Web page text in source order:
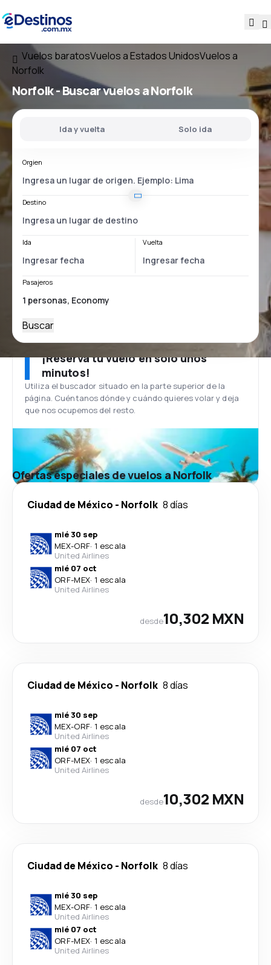
Vuelos baratosVuelos a Estados UnidosVuelos a
Norfolk
Norfolk - Buscar vuelos a Norfolk
Ida y vuelta Solo ida
Orgien
Destino
Ida Vuelta
Pasajeros
Buscar
¡Reserva tu vuelo en solo unos
minutos!
Utiliza el buscador situado en la parte superior de la
página. Cuéntanos dónde y cuándo quieres volar y deja
que nos ocupemos del resto.
Ofertas especiales de vuelos a Norfolk
Ciudad de México - Norfolk 8 días
mié 30 sep
MEX-ORF· 1 escala
United Airlines
mié 07 oct
ORF-MEX· 1 escala
United Airlines
desde10,302 MXN
Ciudad de México - Norfolk 8 días
mié 30 sep
MEX-ORF· 1 escala
United Airlines
mié 07 oct
ORF-MEX· 1 escala
United Airlines
desde10,302 MXN
Ciudad de México - Norfolk 8 días
mié 30 sep
MEX-ORF· 1 escala
United Airlines
mié 07 oct
ORF-MEX· 1 escala
United Airlines